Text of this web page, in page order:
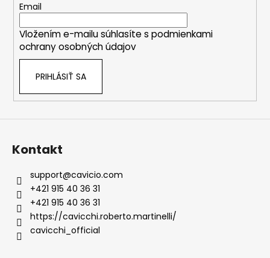
Email
Vložením e-mailu súhlasíte s podmienkami
ochrany osobných údajov
PRIHLÁSIŤ SA
Kontakt
support@cavicio.com
+421 915 40 36 31
+421 915 40 36 31
https://cavicchi.roberto.martinelli/
cavicchi_official